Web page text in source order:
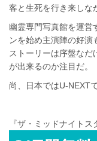
客と生死を行き来しな
幽霊専門写真館を運営
ンを始め主演陣の好演
ストーリーは序盤なだ
が出来るのか注目だ。
尚、日本ではU-NEXT
『ザ・ミッドナイト